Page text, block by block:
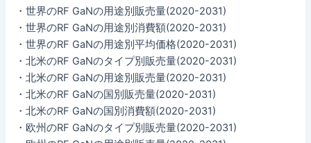
・世界のRF GaNの用途別販売量(2020-2031)
・世界のRF GaNの用途別消費額(2020-2031)
・世界のRF GaNの用途別平均価格(2020-2031)
・北米のRF GaNのタイプ別販売量(2020-2031)
・北米のRF GaNの用途別販売量(2020-2031)
・北米のRF GaNの国別販売量(2020-2031)
・北米のRF GaNの国別消費額(2020-2031)
・欧州のRF GaNのタイプ別販売量(2020-2031)